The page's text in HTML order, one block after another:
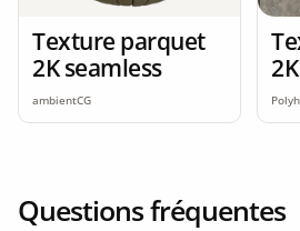
Texture parquet
2K seamless
ambientCG
2K
Questions fréquentes